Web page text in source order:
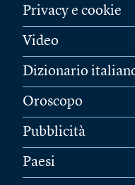
Privacy e cookie
Video
Dizionario
Oroscopo
Pubblicità
Paesi